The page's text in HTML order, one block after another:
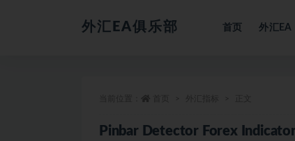
外汇EA俱乐部 首页 外汇EA
Pinbar Detector Forex